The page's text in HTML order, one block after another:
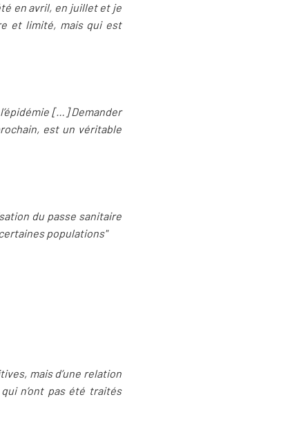
en avril, en juillet et je
et limité, mais qui est
[…] Demander
est un véritable
du passe sanitaire
populations"
mais d’une relation
n’ont pas été traités